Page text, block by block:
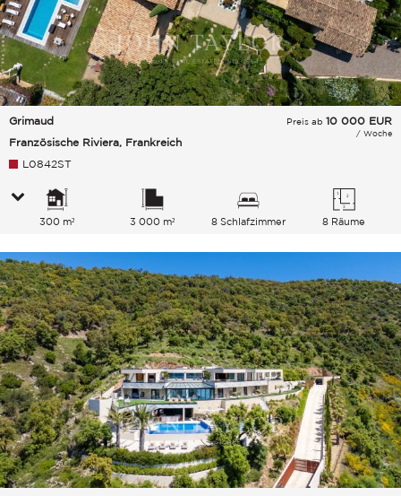
Grimaud
Französische Riviera, Frankreich
Preis ab 10 000 EUR
/ Woche
L0842ST
300 m² 3 000 m² 8 Schlafzimmer 8 Räume